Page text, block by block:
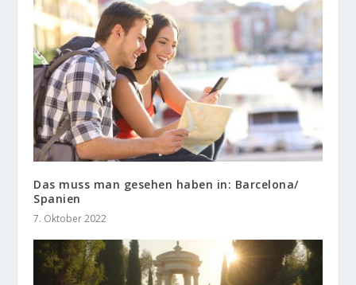
Das muss man gesehen haben in: Barcelona/
Spanien
7. Oktober 2022